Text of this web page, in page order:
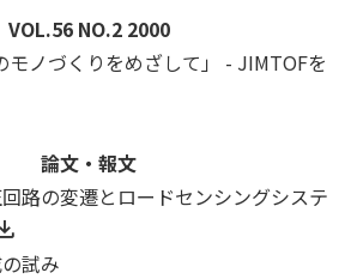
VOL.56 NO.2 2000
モノづくりをめざして」 - JIMTOFを
論文・報文
回路の変遷とロードセンシングシステ
試み